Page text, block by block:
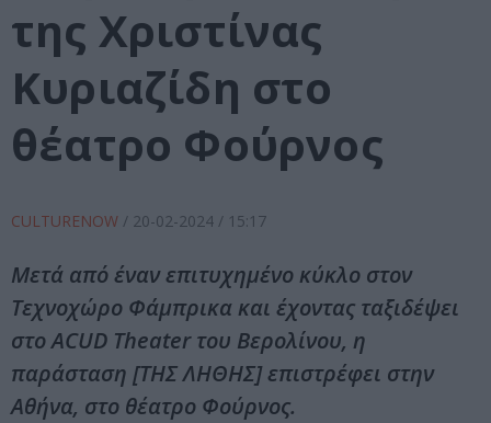
της Χριστίνας
Κυριαζίδη στο
θέατρο Φούρνος
CULTURENOW / 20-02-2024 / 15:17
Μετά από έναν επιτυχημένο κύκλο στον
Τεχνοχώρο Φάμπρικα και έχοντας ταξιδέψει
στο ACUD Theater του Βερολίνου, η
παράσταση [ΤΗΣ ΛΗΘΗΣ] επιστρέφει στην
Αθήνα, στο θέατρο Φούρνος.